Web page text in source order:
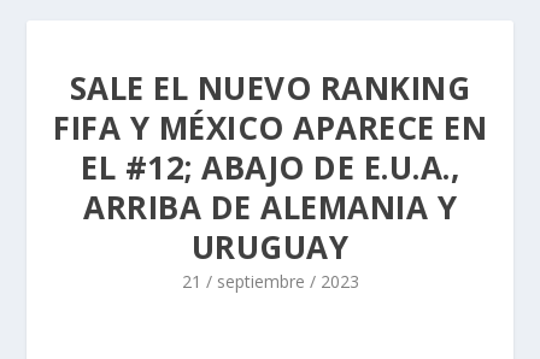
SALE EL NUEVO RANKING
FIFA Y MÉXICO APARECE EN
EL #12; ABAJO DE E.U.A.,
ARRIBA DE ALEMANIA Y
URUGUAY
21 / septiembre / 2023